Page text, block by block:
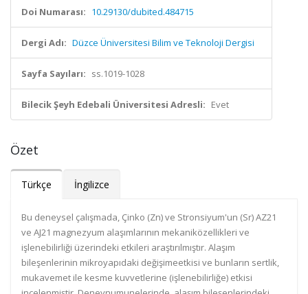
Doi Numarası: 10.29130/dubited.484715
Dergi Adı: Düzce Üniversitesi Bilim ve Teknoloji Dergisi
Sayfa Sayıları: ss.1019-1028
Bilecik Şeyh Edebali Üniversitesi Adresli: Evet
Özet
Türkçe İngilizce
Bu deneysel çalışmada, Çinko (Zn) ve Stronsiyum'un (Sr) AZ21
ve AJ21 magnezyum alaşımlarının mekaniközellikleri ve
işlenebilirliği üzerindeki etkileri araştırılmıştır. Alaşım
bileşenlerinin mikroyapıdaki değişimeetkisi ve bunların sertlik,
mukavemet ile kesme kuvvetlerine (işlenebilirliğe) etkisi